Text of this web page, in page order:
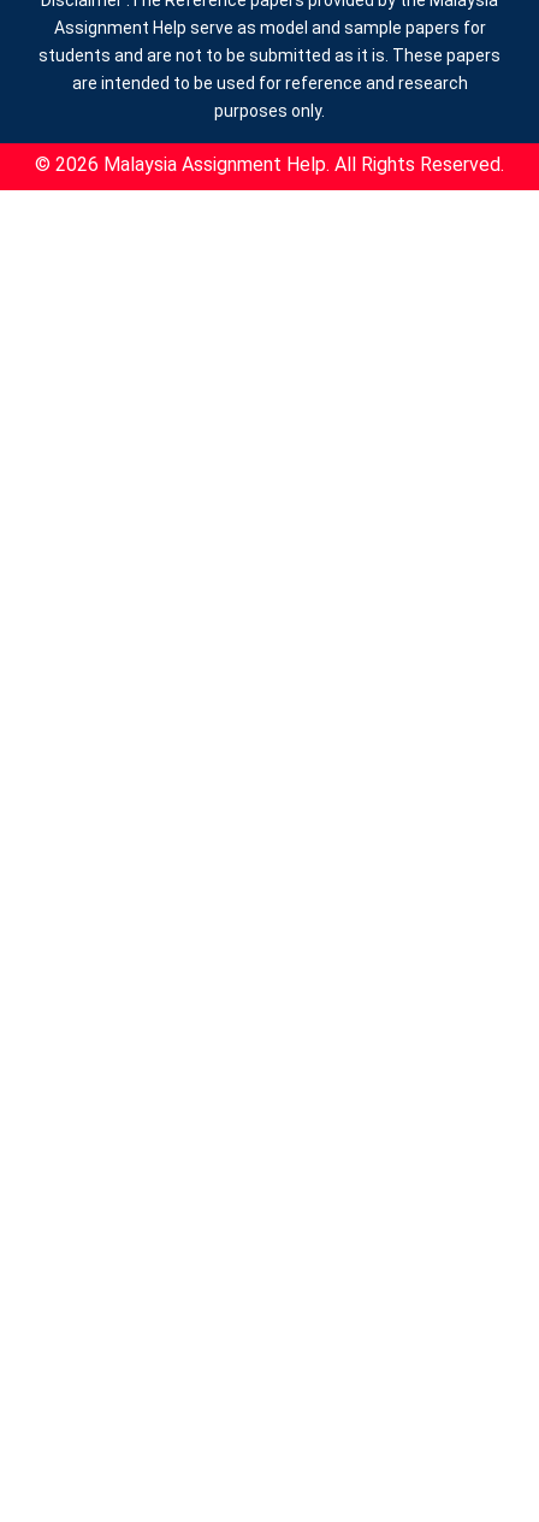
Assignment Help serve as model and sample papers for
students and are not to be submitted as it is. These papers
are intended to be used for reference and research
purposes only.
© 2026 Malaysia Assignment Help. All Rights Reserved.